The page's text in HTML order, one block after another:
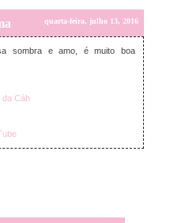
quarta-feira, julho 13, 2016
sombra e amo, é muito boa
da Cáh